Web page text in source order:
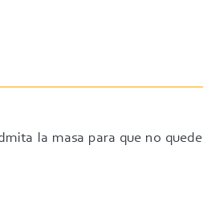
la masa para que no quede